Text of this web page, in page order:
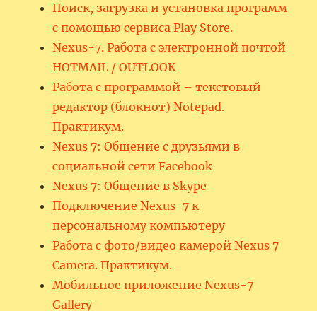
Поиск, загрузка и установка программ
с помощью сервиса Play Store.
Nexus-7. Работа с электронной почтой
HOTMAIL / OUTLOOK
Работа с программой – текстовый
редактор (блокнот) Notepad.
Практикум.
Nexus 7: Общение с друзьями в
социальной сети Facebook
Nexus 7: Общение в Skype
Подключение Nexus-7 к
персональному компьютеру
Работа с фото/видео камерой Nexus 7
Camera. Практикум.
Мобильное приложение Nexus-7
Gallery